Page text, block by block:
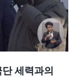
세력과의